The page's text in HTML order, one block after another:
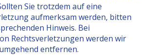
Sie trotzdem auf eine
aufmerksam werden, bitten
Hinweis. Bei
Rechtsverletzungen werden wir
entfernen.